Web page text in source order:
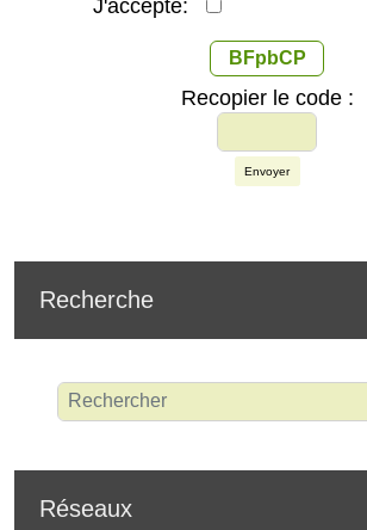
J'accepte:
BFpbCP
Recopier le code :
Envoyer
Recherche
Réseaux